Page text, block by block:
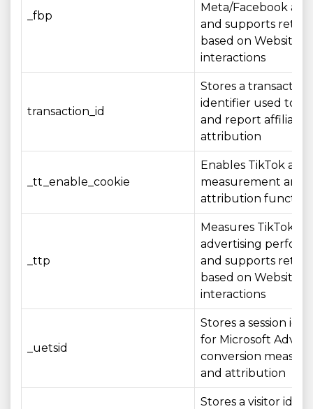
_fbp
Meta/Facebook
and supports
based on Website
interactions
transaction_id
Stores a transaction
identifier used to
and report affiliate
attribution
_tt_enable_cookie
Enables TikTok
measurement and
attribution
_ttp
Measures TikTok
advertising
and supports
based on Website
interactions
_uetsid
Stores a session
for Microsoft
conversion
and attribution
Stores a visitor